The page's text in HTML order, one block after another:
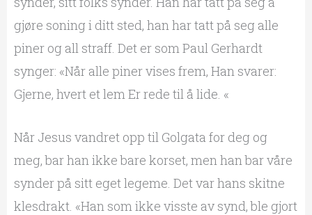
gjøre soning i ditt sted, han har tatt på seg alle
piner og all straff. Det er som Paul Gerhardt
synger: «Når alle piner vises frem, Han svarer:
Gjerne, hvert et lem Er rede til å lide. «
Når Jesus vandret opp til Golgata for deg og
meg, bar han ikke bare korset, men han bar våre
synder på sitt eget legeme. Det var hans skitne
klesdrakt. «Han som ikke visste av synd, ble gjort